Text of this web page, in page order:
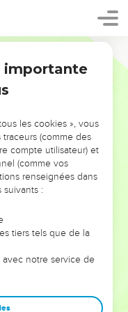
!
VOUS ÉVITER LES
les doutes, les erreurs
alors même que ce
et responsables
afin que leurs erreurs
importante
les cookies », vous
(comme des
compte utilisateur) et
(comme vos
renseignées dans
suivants :
tiers tels que de la
notre service de